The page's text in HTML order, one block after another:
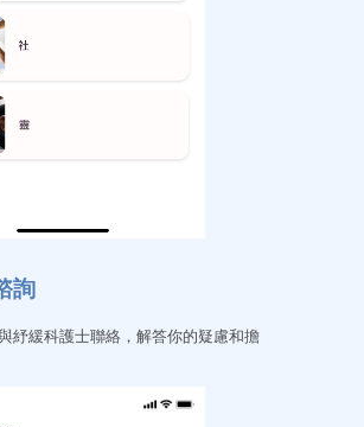
詢
紓緩科護士聯絡，解答你的疑慮和擔